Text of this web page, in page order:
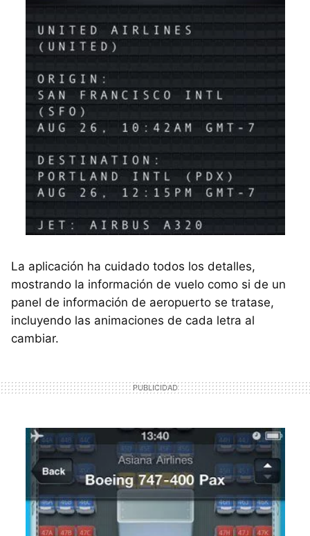
La aplicación ha cuidado todos los detalles,
mostrando la información de vuelo como si de un
panel de información de aeropuerto se tratase,
incluyendo las animaciones de cada letra al
cambiar.